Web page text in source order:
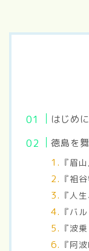
はじめに
徳島を
『眉山
『祖
『人
『バ
『波
『阿